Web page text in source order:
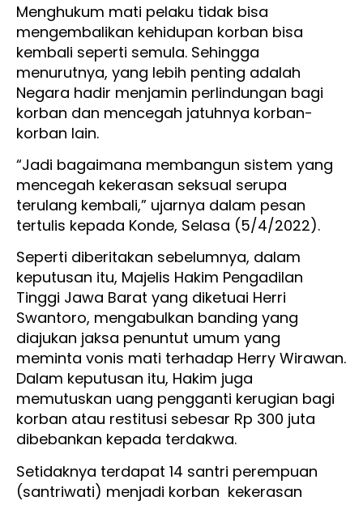
Menghukum mati pelaku tidak bisa
mengembalikan kehidupan korban bisa
kembali seperti semula. Sehingga
menurutnya, yang lebih penting adalah
Negara hadir menjamin perlindungan bagi
korban dan mencegah jatuhnya korban-
korban lain.
“Jadi bagaimana membangun sistem yang
mencegah kekerasan seksual serupa
terulang kembali,” ujarnya dalam pesan
tertulis kepada Konde, Selasa (5/4/2022).
Seperti diberitakan sebelumnya, dalam
keputusan itu, Majelis Hakim Pengadilan
Tinggi Jawa Barat yang diketuai Herri
Swantoro, mengabulkan banding yang
diajukan jaksa penuntut umum yang
meminta vonis mati terhadap Herry Wirawan.
Dalam keputusan itu, Hakim juga
memutuskan uang pengganti kerugian bagi
korban atau restitusi sebesar Rp 300 juta
dibebankan kepada terdakwa.
Setidaknya terdapat 14 santri perempuan
(santriwati) menjadi korban kekerasan